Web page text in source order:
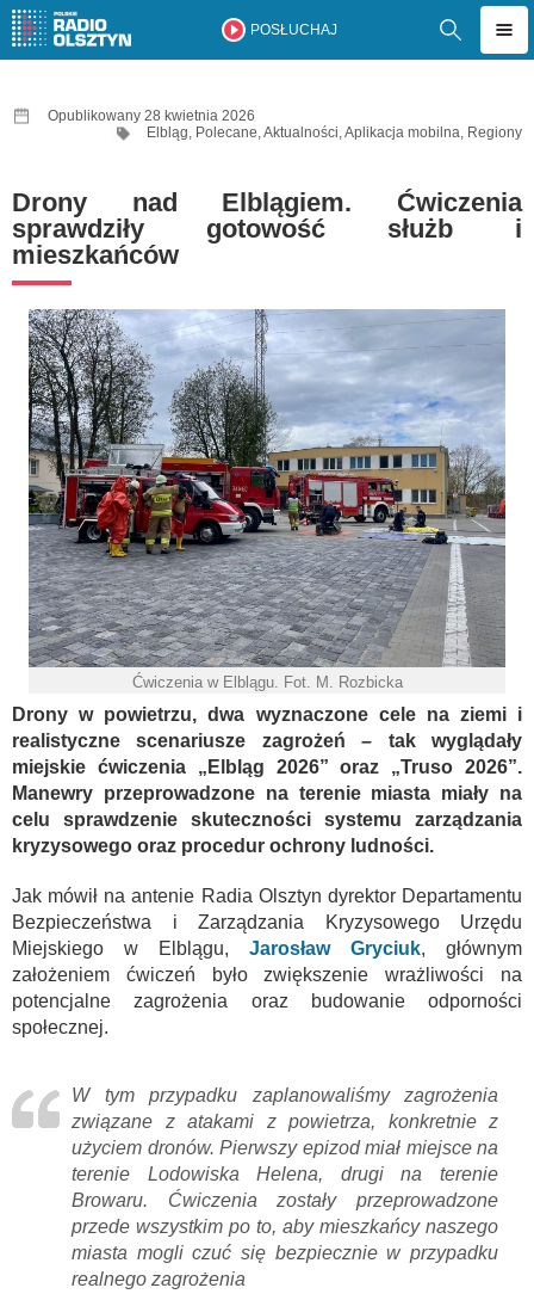
POSŁUCHAJ
Opublikowany 28 kwietnia 2026
Elbląg, Polecane,Aktualności,Aplikacja mobilna, Regiony
Drony nad Elblągiem. Ćwiczenia
sprawdziły gotowość służb i
mieszkańców
Ćwiczenia w Elblągu. Fot. M. Rozbicka
Drony w powietrzu, dwa wyznaczone cele na ziemi i
realistyczne scenariusze zagrożeń – tak wyglądały
miejskie ćwiczenia „Elbląg 2026” oraz „Truso 2026”.
Manewry przeprowadzone na terenie miasta miały na
celu sprawdzenie skuteczności systemu zarządzania
kryzysowego oraz procedur ochrony ludności.
Jak mówił na antenie Radia Olsztyn dyrektor Departamentu
Bezpieczeństwa i Zarządzania Kryzysowego Urzędu
Miejskiego w Elblągu, Jarosław Gryciuk, głównym
założeniem ćwiczeń było zwiększenie wrażliwości na
potencjalne zagrożenia oraz budowanie odporności
społecznej.
W tym przypadku zaplanowaliśmy zagrożenia
związane z atakami z powietrza, konkretnie z
użyciem dronów. Pierwszy epizod miał miejsce na
terenie Lodowiska Helena, drugi na terenie
Browaru. Ćwiczenia zostały przeprowadzone
przede wszystkim po to, aby mieszkańcy naszego
miasta mogli czuć się bezpiecznie w przypadku
realnego zagrożenia